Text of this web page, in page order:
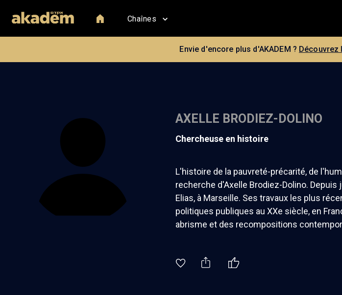
Chaînes
Envie d'encore plus d'AKADEM ? Découvrez
AXELLE BRODIEZ-DOLINO
chercheuse en histoire
L'histoire de la pauvreté-précarité, de
recherche d'Axelle Brodiez-Dolino.
Elias, à Marseille. Ses travaux les plus
politiques publiques au XXe siècle, en
abrisme et des recompositions